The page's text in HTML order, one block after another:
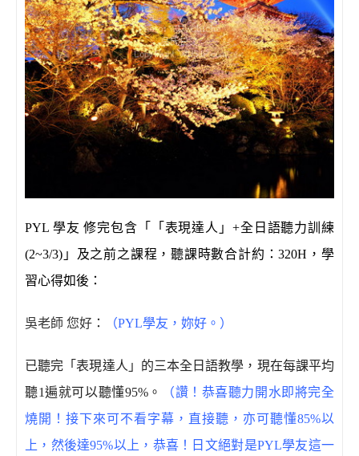
PYL 學友 修完包含「「表現達人」+全日語聽力訓練
(2~3/3)」及之前之課程，聽課時數合計約：320H，學
習心得如後：
吳老師 您好 ： （PYL學友，妳好。）
已聽完「表現達人」的三本全日語教學，現在每課平均
聽1遍就可以聽懂95%。
（讚！恭喜聽力開水即將完全
燒開！接下來可不看字幕，直接聽，亦可聽懂85%以
上，然後達95%以上，恭喜！日文絕對是PYL學友這一